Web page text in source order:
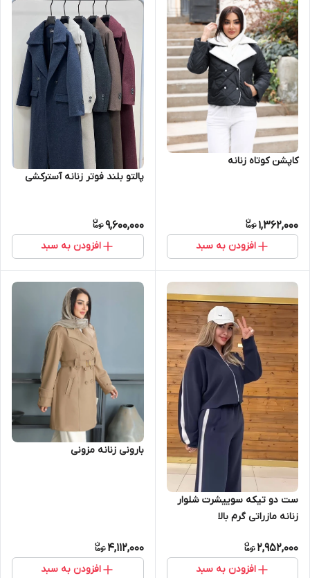
کاپشن کوتاه زنانه
1,362,000
افزودن به سبد
پالتو بلند فوتر زنانه آسترکشی
9,600,000
افزودن به سبد
ست دو تیکه سوییشرت شلوار
زنانه مازراتی گرم بالا
2,952,000
افزودن به سبد
بارونی زنانه مزونی
4,112,000
افزودن به سبد